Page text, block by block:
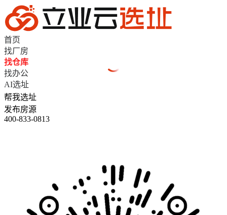
首页
找厂房
找仓库
找办公
AI选址
帮我选址
发布房源
400-833-0813